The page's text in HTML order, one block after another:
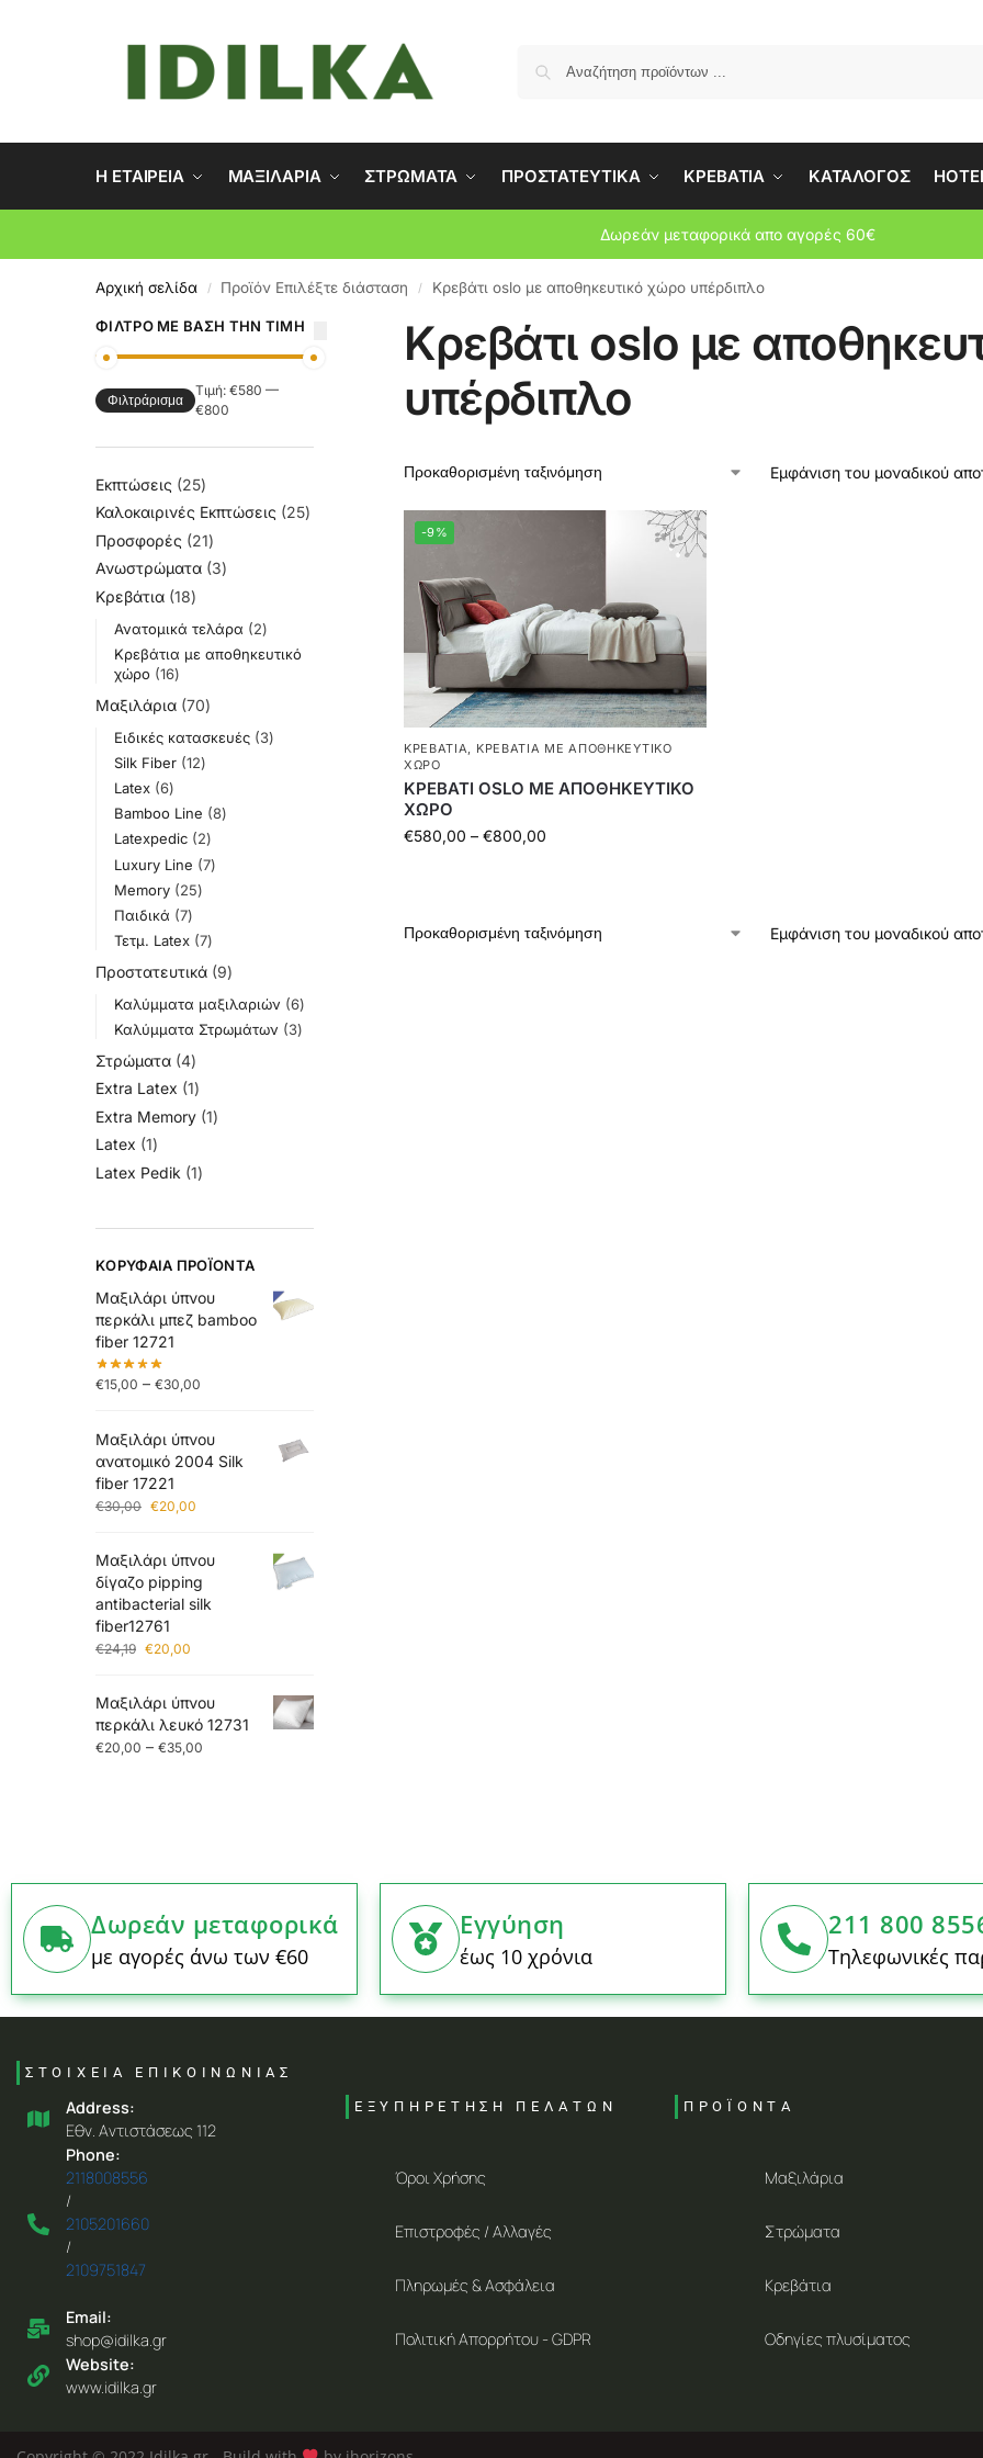
Η ΕΤΑΙΡΕΙΑ ΜΑΞΙΛΑΡΙΑ ΣΤΡΩΜΑΤΑ ΠΡΟΣΤΑΤΕΥΤΙΚΑ ΚΡΕΒΑΤΙΑ ΚΑΤΑΛΟΓΟΣ
Δωρεάν μεταφορικά απο αγορές 60€
Αρχική σελίδα / Προϊόν Επιλέξτε διάσταση / Κρεβάτι oslo με αποθηκευτικό χώρο υπέρδιπλο
Κρεβάτι oslo με
υπέρδιπλο
Εμφάνιση του μοναδικού
-9%
ΚΡΕΒΆΤΙΑ, ΚΡΕΒΆΤΙΑ ΜΕ ΑΠΟΘΗΚΕΥΤΙΚΌ
ΧΏΡΟ
ΚΡΕΒΑΤΙ OSLO ΜΕ ΑΠΟΘΗΚΕΥΤΙΚΟ
ΧΩΡΟ
€580,00 – €800,00
Εμφάνιση του μοναδικού
ΦΊΛΤΡΟ ΜΕ ΒΆΣΗ ΤΗΝ ΤΙΜΉ
Φιλτράρισμα
Τιμή: €580 —
€800
Εκπτώσεις
25
Καλοκαιρινές Εκπτώσεις
25
Προσφορές
21
Ανωστρώματα 3
Κρεβάτια 18
Ανατομικά τελάρα
2
Κρεβάτια με αποθηκευτικό
χώρο 16
Μαξιλάρια 70
Ειδικές κατασκευές
3
Silk Fiber 12
Latex 6
Bamboo Line
8
Latexpedic
2
Luxury Line
7
Memory
25
Παιδικά
7
Τετμ. Latex 7
Προστατευτικά 9
Καλύμματα μαξιλαριών
6
Καλύμματα Στρωμάτων
3
Στρώματα 4
Extra Latex 1
Extra Memory 1
Latex 1
Latex Pedik 1
ΚΟΡΥΦΑΊΑ ΠΡΟΪΌΝΤΑ
Μαξιλάρι ύπνου
περκάλι μπεζ bamboo
fiber 12721
€15,00 – €30,00
Μαξιλάρι ύπνου
ανατομικό 2004 Silk
fiber 17221
€30,00 €20,00
Μαξιλάρι ύπνου
δίγαζο pipping
antibacterial silk
fiber12761
€24,19 €20,00
Μαξιλάρι ύπνου
περκάλι λευκό 12731
€20,00 – €35,00
Δωρεάν μεταφορικά
με αγορές άνω των €60
Εγγύηση
έως 10 χρόνια
211 800
Τηλεφωνικές
ΣΤΟΙΧΕΙΑ ΕΠΙΚΟΙΝΩΝΙΑΣ
Address:
Eθν. Aντιστάσεως 112
Phone:
2118008556
/
2105201660
/
2109751847
Email:
shop@idilka.gr
Website:
www.idilka.gr
ΕΞΥΠΗΡΕΤΗΣΗ ΠΕΛΑΤΩΝ
Όροι Χρήσης
Επιστροφές / Αλλαγές
Πληρωμές & Ασφάλεια
Πολιτική Απορρήτου - GDPR
ΠΡΟΪΟΝΤΑ
Μαξιλάρια
Στρώματα
Κρεβάτια
Οδηγίες πλυσίματος